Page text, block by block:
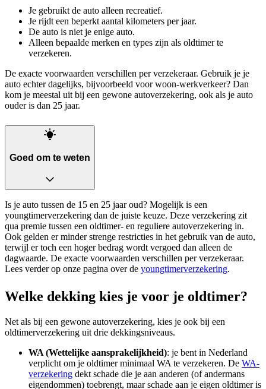
Je gebruikt de auto alleen recreatief.
Je rijdt een beperkt aantal kilometers per jaar.
De auto is niet je enige auto.
Alleen bepaalde merken en types zijn als oldtimer te
verzekeren.
De exacte voorwaarden verschillen per verzekeraar. Gebruik je je
auto echter dagelijks, bijvoorbeeld voor woon-werkverkeer? Dan
kom je meestal uit bij een gewone autoverzekering, ook als je auto
ouder is dan 25 jaar.
Goed om te weten
Is je auto tussen de 15 en 25 jaar oud? Mogelijk is een
youngtimerverzekering dan de juiste keuze. Deze verzekering zit
qua premie tussen een oldtimer- en reguliere autoverzekering in.
Ook gelden er minder strenge restricties in het gebruik van de auto,
terwijl er toch een hoger bedrag wordt vergoed dan alleen de
dagwaarde. De exacte voorwaarden verschillen per verzekeraar.
Lees verder op onze pagina over de youngtimerverzekering.
Welke dekking kies je voor je oldtimer?
Net als bij een gewone autoverzekering, kies je ook bij een
oldtimerverzekering uit drie dekkingsniveaus.
WA (Wettelijke aansprakelijkheid): je bent in Nederland
verplicht om je oldtimer minimaal WA te verzekeren. De WA-
verzekering dekt schade die je aan anderen (of andermans
eigendommen) toebrengt, maar schade aan je eigen oldtimer is